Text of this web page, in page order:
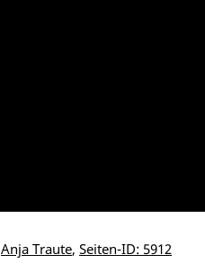
Anja Traute, Seiten-ID: 5912